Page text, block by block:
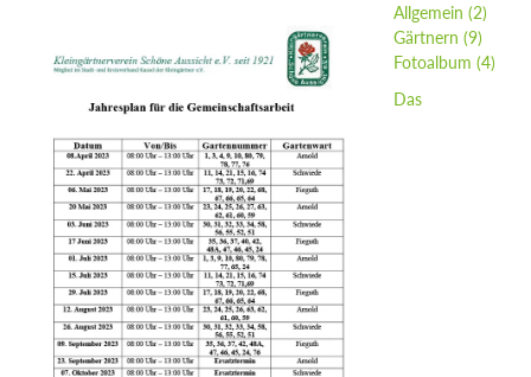
Allgemein (2)
Gärtnern (9)
Fotoalbum (4)
Das